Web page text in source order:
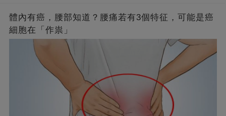
體內有癌，腰部知道？腰痛若有3個特征，可能是癌
細胞在「作祟」